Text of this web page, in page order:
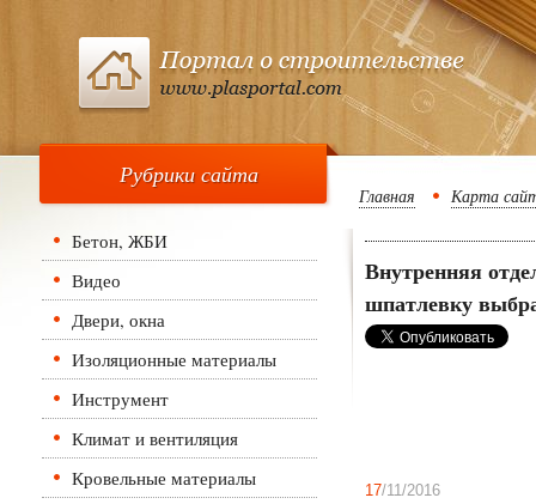
Рубрики сайта
Бетон, ЖБИ
Видео
Двери, окна
Изоляционные материалы
Инструмент
Климат и вентиляция
Кровельные материалы
Главная Карта
Внутренняя
шпатлевку
17/11/2016